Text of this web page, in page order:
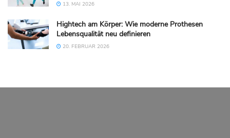
13. MAI 2026
Hightech am Körper: Wie moderne Prothesen
Lebensqualität neu definieren
20. FEBRUAR 2026